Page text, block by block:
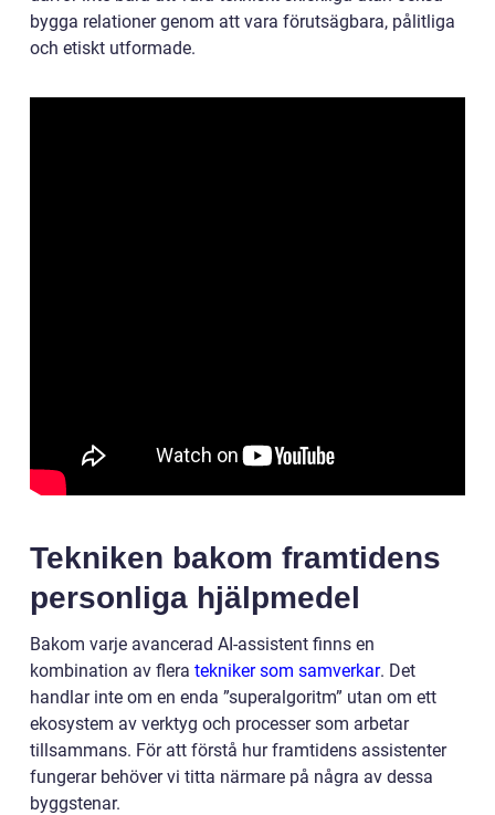
bygga relationer genom att vara förutsägbara, pålitliga
och etiskt utformade.
Tekniken bakom framtidens
personliga hjälpmedel
Bakom varje avancerad AI-assistent finns en
kombination av flera tekniker som samverkar. Det
handlar inte om en enda ”superalgoritm” utan om ett
ekosystem av verktyg och processer som arbetar
tillsammans. För att förstå hur framtidens assistenter
fungerar behöver vi titta närmare på några av dessa
byggstenar.